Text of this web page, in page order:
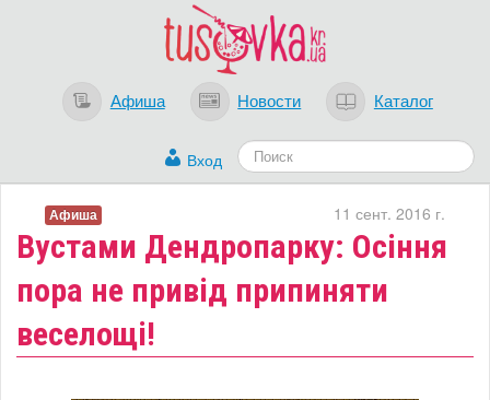
Афиша Новости Каталог
Вход
​Вустами Дендропарку: Осіння
пора не привід припиняти
веселощі!
11 сент. 2016 г.
Афиша